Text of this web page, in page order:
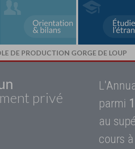
DE PRODUCTION GORGE DE LOUP
privé
parmi
au
cours